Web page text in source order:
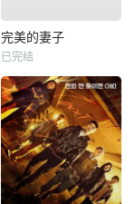
完美的妻子
已完结